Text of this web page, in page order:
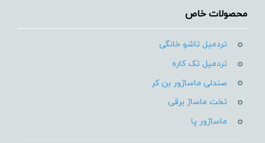
محصولات خاص
تردمیل تاشو خانگی
تردمیل تک کاره
صندلی ماساژور بن کر
تخت ماساژ برقی
ماساژور پا